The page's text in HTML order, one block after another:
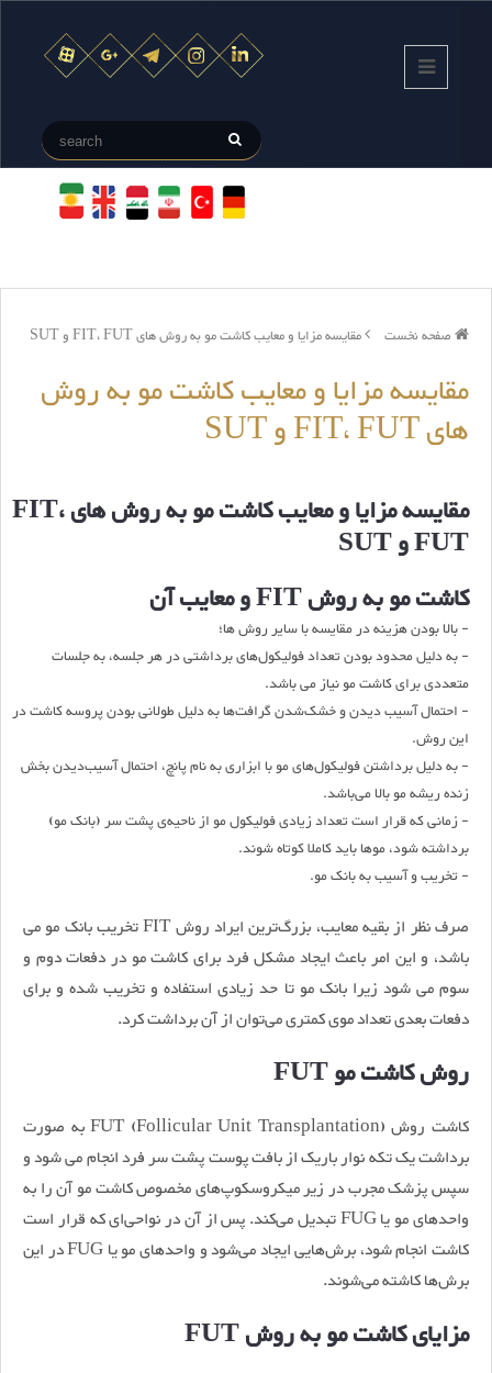
صفحه نخست مقایسه مزایا و معایب کاشت مو به روش های FIT، FUT و SUT
مقایسه مزایا و معایب کاشت مو به روش
های FIT، FUT و SUT
مقایسه مزایا و معایب کاشت مو به روش های FIT،
FUT و SUT
کاشت مو به روش FIT و معایب آن
- بالا بودن هزینه‌ در مقایسه با سایر روش ها؛
- به دلیل محدود بودن تعداد فولیکول‌های برداشتی در هر جلسه، به جلسات
متعددی برای کاشت مو نیاز می باشد.
- احتمال آسیب دیدن و خشک‌شدن گرافت‌ها به دلیل طولانی بودن پروسه کاشت در
این روش.
- به دلیل برداشتن فولیکول‌های مو با ابزاری به نام پانچ، احتمال آسیب‌دیدن بخش
زنده‌ ریشه‌ مو بالا می‌باشد.
- زمانی که قرار است تعداد زیادی فولیکول مو از ناحیه‌ی پشت سر (بانک مو)
برداشته شود، موها باید کاملا کوتاه شوند.
- تخریب و آسیب به بانک مو.
صرف نظر از بقیه معایب، بزرگ‌ترین ایراد روش FIT تخریب بانک مو می
باشد، و این امر باعث ایجاد مشکل فرد برای کاشت مو در دفعات دوم و
سوم می شود زیرا بانک مو تا حد زیادی استفاده و تخریب شده و برای
دفعات بعدی تعداد موی کمتری می‌توان از آن برداشت کرد.
روش کاشت مو FUT
کاشت روش FUT (Follicular Unit Transplantation) به صورت
برداشت یک تکه نوار باریک از بافت پوست پشت سر فرد انجام می شود و
سپس پزشک مجرب در زیر میکروسکوپ‌های مخصوص کاشت مو آن را به
واحدهای مو یا FUG تبدیل می‌کند. پس از آن در نواحی‌ای که قرار است
کاشت انجام شود، برش‌هایی ایجاد می‌شود و واحدهای مو یا FUG در این
برش‌ها کاشته می‌شوند.
مزایای کاشت مو به روش FUT